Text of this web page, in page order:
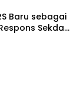
Baru sebagai
Sekda